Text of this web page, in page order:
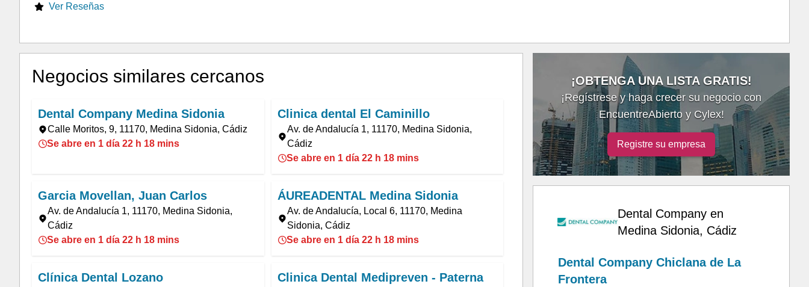
Ver Reseñas
Negocios similares cercanos
Dental Company Medina Sidonia
Calle Moritos, 9, 11170, Medina Sidonia, Cádiz
Se abre en 1 día 22 h 18 mins
Clinica dental El Caminillo
Av. de Andalucía 1, 11170, Medina Sidonia,
Cádiz
Se abre en 1 día 22 h 18 mins
Garcia Movellan, Juan Carlos
Av. de Andalucía 1, 11170, Medina Sidonia,
Cádiz
Se abre en 1 día 22 h 18 mins
ÁUREADENTAL Medina Sidonia
Av. de Andalucía, Local 6, 11170, Medina
Sidonia, Cádiz
Se abre en 1 día 22 h 18 mins
Clínica Dental Lozano
Clinica Dental Medipreven - Paterna
¡OBTENGA UNA LISTA GRATIS!
¡Regístrese y haga crecer su negocio con
EncuentreAbierto y Cylex!
Registre su empresa
Dental Company en
Medina Sidonia, Cádiz
Dental Company Chiclana de La
Frontera